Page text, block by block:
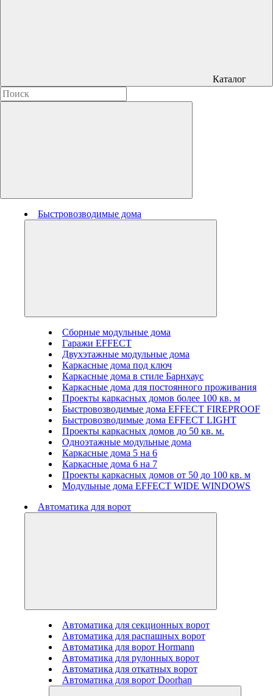
Каталог
Быстровозводимые дома
Сборные модульные дома
Гаражи EFFECT
Двухэтажные модульные дома
Каркасные дома под ключ
Каркасные дома в стиле Барнхаус
Каркасные дома для постоянного проживания
Проекты каркасных домов более 100 кв. м
Быстровозводимые дома EFFECT FIREPROOF
Быстровозводимые дома EFFECT LIGHT
Проекты каркасных домов до 50 кв. м.
Одноэтажные модульные дома
Каркасные дома 5 на 6
Каркасные дома 6 на 7
Проекты каркасных домов от 50 до 100 кв. м
Модульные дома EFFECT WIDE WINDOWS
Автоматика для ворот
Автоматика для секционных ворот
Автоматика для распашных ворот
Автоматика для ворот Hormann
Автоматика для рулонных ворот
Автоматика для откатных ворот
Автоматика для ворот Doorhan